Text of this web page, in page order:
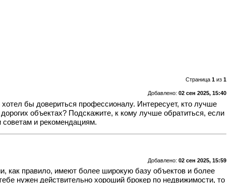
Страница 1из 1
Добавлено: 02 сен 2025, 15:40
бы довериться профессионалу. Интересует, кто лучше
объектах? Подскажите, к кому лучше обратиться, если
и рекомендациям.
Добавлено: 02 сен 2025, 15:59
как правило, имеют более широкую базу объектов и более
нужен действительно хорошийброкер по недвижимости, то